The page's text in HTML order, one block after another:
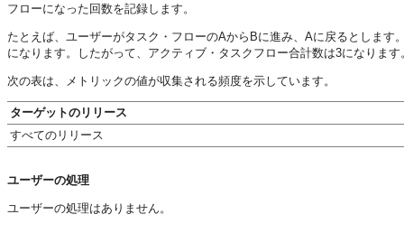
フローになった回数を記録します。
たとえば、ユーザーがタスク・フローのAからBに進み、Aに戻るとしま
になります。したがって、アクティブ・タスクフロー合計数は3になります
次の表は、メトリックの値が収集される頻度を示しています。
ターゲットのリリース
すべてのリリース
ユーザーの処理
ユーザーの処理はありません。